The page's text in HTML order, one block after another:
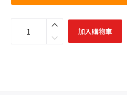
最
的
語
加入購物車